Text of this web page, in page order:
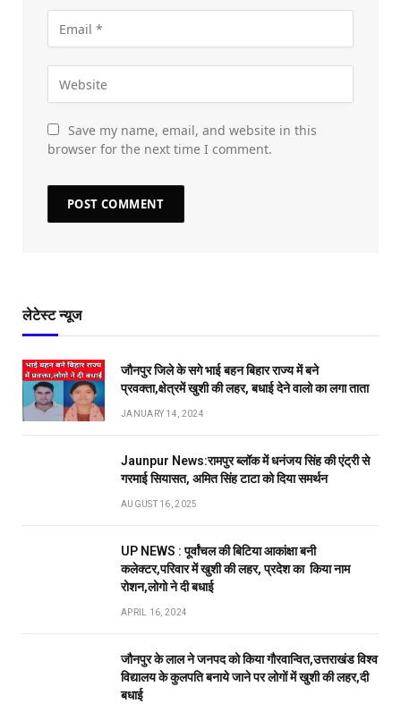
Save my name, email, and website in this
browser for the next time I comment.
लेटेस्ट न्यूज
जौनपुर जिले के सगे भाई बहन बिहार राज्य में बने
प्रवक्ता,क्षेत्रमें खुशी की लहर, बधाई देने वालो का लगा ताता
JANUARY 14, 2024
Jaunpur News:रामपुर ब्लॉक में धनंजय सिंह की एंट्री से
गरमाई सियासत, अमित सिंह टाटा को दिया समर्थन
AUGUST 16, 2025
UP NEWS : पूर्वांचल की बिटिया आकांक्षा बनी
कलेक्टर,परिवार में खुशी की लहर, प्रदेश का किया नाम
रोशन,लोगो ने दी बधाई
APRIL 16, 2024
जौनपुर के लाल ने जनपद को किया गौरवान्वित,उत्तराखंड विश्व
विद्यालय के कुलपति बनाये जाने पर लोगों में खुशी की लहर,दी
बधाई